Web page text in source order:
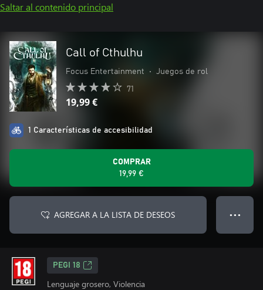
Saltar al contenido principal
Call of Cthulhu
Focus Entertainment • Juegos de rol
71
19,99 €
1 Características de accesibilidad
COMPRAR
19,99 €
AGREGAR A LA LISTA DE DESEOS ● ● ●
PEGI 18
Lenguaje grosero, Violencia